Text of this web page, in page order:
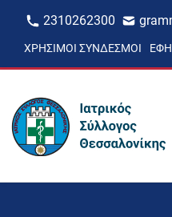
2310262300
ΧΡΉΣΙΜΟΙ ΣΎΝΔΕΣΜΟΙ